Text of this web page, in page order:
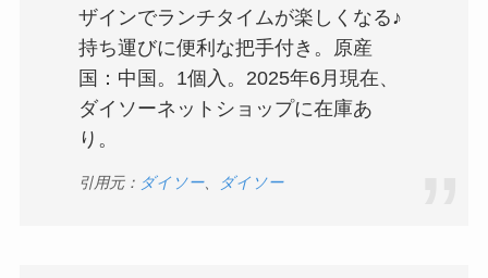
ザインでランチタイムが楽しくなる♪
持ち運びに便利な把手付き。原産
国：中国。1個入。2025年6月現在、
ダイソーネットショップに在庫あ
り。
引用元： ダイソー、 ダイソー